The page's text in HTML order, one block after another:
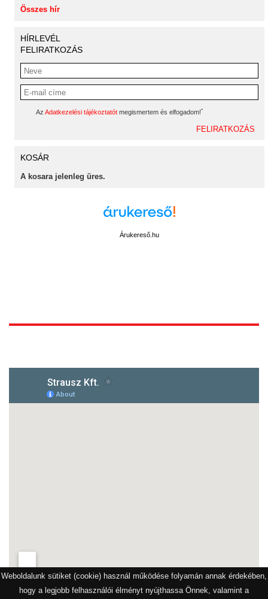
Weboldalunk sütiket (cookie) használ működése folyamán annak érdekében,
hogy a legjobb felhasználói élményt nyújthassa Önnek, valamint a
Összes hír
HÍRLEVÉL
FELIRATKOZÁS
Az Adatkezelési tájékoztatót megismertem és elfogadom!*
KOSÁR
A kosara jelenleg üres.
Árukereső.hu